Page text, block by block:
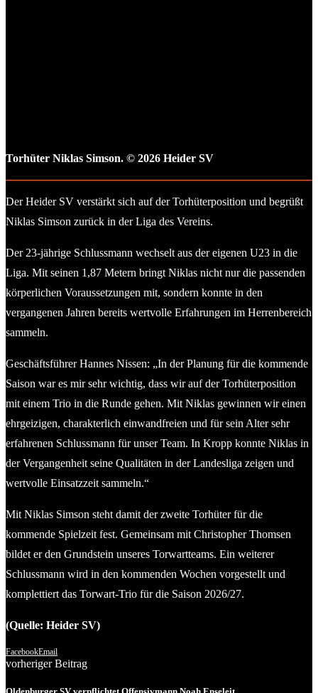
Torhüter Niklas Simson. © 2026 Heider SV
Der Heider SV verstärkt sich auf der Torhüterposition und begrüßt
Niklas Simson zurück in der Liga des Vereins.
Der 23-jährige Schlussmann wechselt aus der eigenen U23 in die
Liga. Mit seinen 1,87 Metern bringt Niklas nicht nur die passenden
körperlichen Voraussetzungen mit, sondern konnte in den
vergangenen Jahren bereits wertvolle Erfahrungen im Herrenbereich
sammeln.
Geschäftsführer Hannes Nissen: „In der Planung für die kommende
Saison war es mir sehr wichtig, dass wir auf der Torhüterposition
mit einem Trio in die Runde gehen. Mit Niklas gewinnen wir einen
ehrgeizigen, charakterlich einwandfreien und für sein Alter sehr
erfahrenen Schlussmann für unser Team. In Kropp konnte Niklas in
der Vergangenheit seine Qualitäten in der Landesliga zeigen und
wertvolle Einsatzzeit sammeln.“
Mit Niklas Simson steht damit der zweite Torhüter für die
kommende Spielzeit fest. Gemeinsam mit Christopher Thomsen
bildet er den Grundstein unseres Torwartteams. Ein weiterer
Schlussmann wird in den kommenden Wochen vorgestellt und
komplettiert das Torwart-Trio für die Saison 2026/27.
(Quelle: Heider SV)
FacebookEmail
vorheriger Beitrag